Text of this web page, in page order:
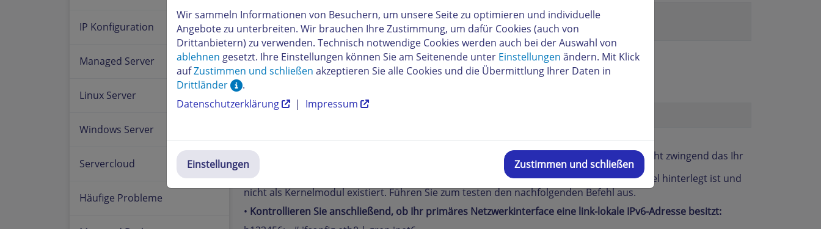
IP Konfiguration
Managed Server
Linux Server
Windows Server
Servercloud
Häufige Probleme
h123456:~ # lsmod | grep ipv6
ipv6 331544 36
Sollte der Befehl nicht die oben gezeigte Ausgabe erzeugen, so ist das Kernelmodul ipv6
nicht geladen. Das Nachladen des Moduls erfolgt durch die Eingabe von:
Wenn Sie bei der Modprobe einen FATAL: Module ipv6 not found.
erhalten, heißt es nicht zwingend das Ihr
Server kein IPv6 kann. Dies kann unter anderem auch bedeuten, dass IPv6 direkt im Kernel hinterlegt ist und
nicht als Kernelmodul existiert. Führen Sie zum testen den nachfolgenden Befehl aus.
• Kontrollieren Sie anschließend, ob Ihr primäres Netzwerkinterface eine link-lokale IPv6-Adresse besitzt:
Wir sammeln Informationen von Besuchern, um unsere Seite zu optimieren und individuelle
Angebote zu unterbreiten. Wir brauchen Ihre Zustimmung, um dafür Cookies (auch von
Drittanbietern) zu verwenden. Technisch notwendige Cookies werden auch bei der Auswahl von
ablehnen gesetzt. Ihre Einstellungen können Sie am Seitenende unter Einstellungen ändern. Mit Klick
aufZustimmen und schließen akzeptieren Sie alle Cookies und die Übermittlung Ihrer Daten in
Drittländer
.
Datenschutzerklärung
| Impressum
Einstellungen Zustimmen und schließen